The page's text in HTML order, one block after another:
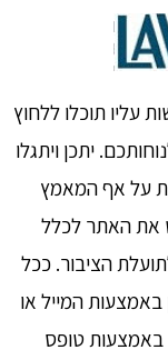
עליו תוכלו ללחוץ
יתכן ויתגלו
על אף המאמץ
את האתר לכלל
הציבור. ככל
באמצעות המייל או
באמצעות טופס